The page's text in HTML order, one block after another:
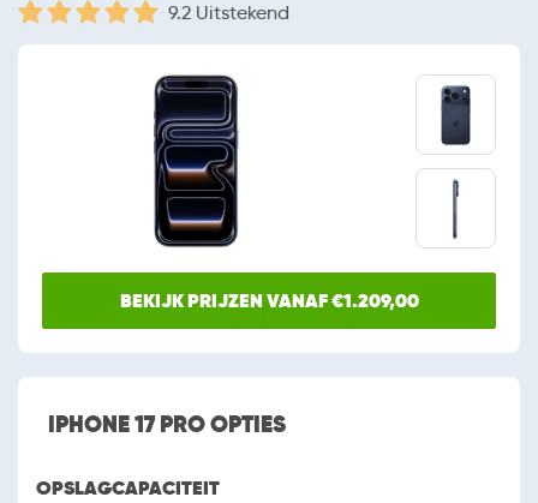
9.2 Uitstekend
BEKIJK PRIJZEN VANAF €1.209,00
IPHONE 17 PRO OPTIES
OPSLAGCAPACITEIT